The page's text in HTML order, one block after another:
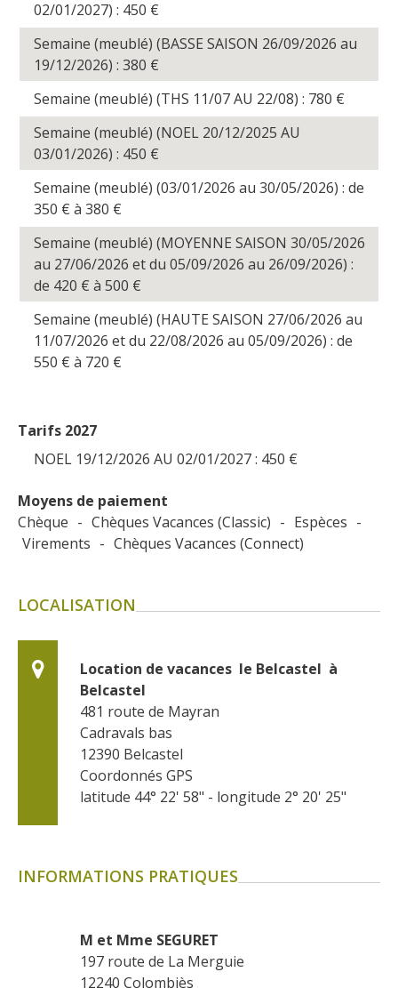
02/01/2027) : 450 €
Semaine (meublé) (BASSE SAISON 26/09/2026 au
19/12/2026) : 380 €
Semaine (meublé) (THS 11/07 AU 22/08) : 780 €
Semaine (meublé) (NOEL 20/12/2025 AU
03/01/2026) : 450 €
Semaine (meublé) (03/01/2026 au 30/05/2026) : de
350 € à 380 €
Semaine (meublé) (MOYENNE SAISON 30/05/2026
au 27/06/2026 et du 05/09/2026 au 26/09/2026) :
de 420 € à 500 €
Semaine (meublé) (HAUTE SAISON 27/06/2026 au
11/07/2026 et du 22/08/2026 au 05/09/2026) : de
550 € à 720 €
Tarifs 2027
NOEL 19/12/2026 AU 02/01/2027 : 450 €
Moyens de paiement
Chèque - Chèques Vacances (Classic) - Espèces -
Virements - Chèques Vacances (Connect)
LOCALISATION
Location de vacances  le Belcastel  à
Belcastel
481 route de Mayran
Cadravals bas
12390 Belcastel
Coordonnés GPS
latitude 44° 22' 58" - longitude 2° 20' 25"
INFORMATIONS PRATIQUES
M et Mme SEGURET
197 route de La Merguie
12240 Colombiès